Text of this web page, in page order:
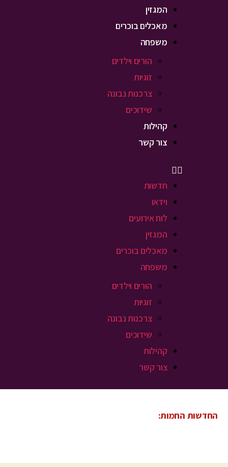
המגזין
מאכלים בוכרים
משפחה
הורים וילדים
זוגיות
צרכנות נבונה
שידוכים
קהילות
צור קשר
חדשות
וידאו
לוח אירועים
המגזין
מאכלים בוכרים
משפחה
הורים וילדים
זוגיות
צרכנות נבונה
שידוכים
קהילות
צור קשר
החדשות החמות: